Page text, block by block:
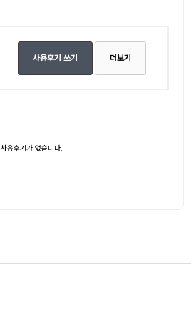
사용후기 쓰기 더보기
사용후기가 없습니다.